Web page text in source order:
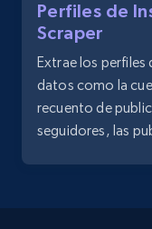
11.3K+
X (formerly
ID, User posted,
Perfiles de
Scraper
Extrae los perfiles
datos como la
recuento de
seguidores, las